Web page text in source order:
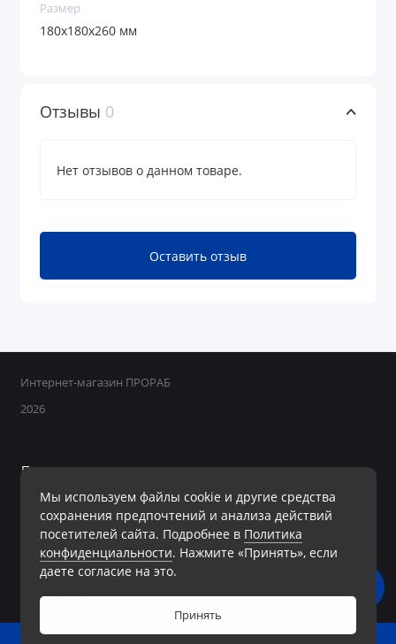
0
Размер
180х180х260 мм
Отзывы 0
Нет отзывов о данном товаре.
Оставить отзыв
Мы используем файлы cookie и другие средства
сохранения предпочтений и анализа действий
посетителей сайта. Подробнее в Политика
конфиденциальности. Нажмите «Принять», если
даете согласие на это.
Принять
Интернет-магазин ПРОРАБ
2026
Поддержка
+7 950 800-40-09
Ежедневно с 8:00 до 19:00 Без перерывов и выходных
Мы в сети